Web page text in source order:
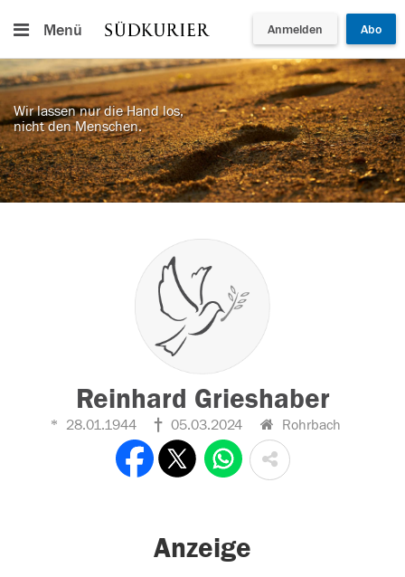
Menü Anmelden Abo
Wir lassen nur die Hand los,
nicht den Menschen.
Reinhard Grieshaber
28.01.1944 05.03.2024 Rohrbach
Anzeige